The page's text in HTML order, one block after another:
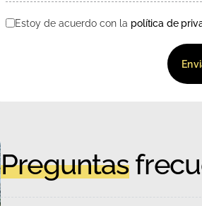
Consentimiento
Estoy de acuerdo con la política de
Preguntas